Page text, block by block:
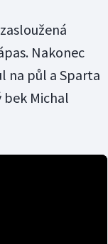
Nakonec
na půl a Sparta
Michal